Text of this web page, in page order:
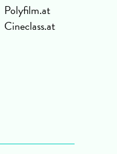
Polyfilm.at
Cineclass.at